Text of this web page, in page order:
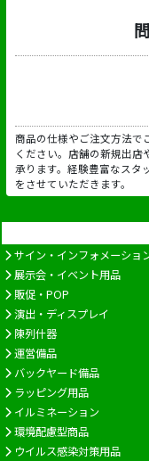
商品の仕様やご注文方法で
ください。店舗の新規出店
承ります。経験豊富なスタ
をさせていただきます。
サイン・インフォメーショ
展示会・イベント用品
販促・POP
演出・ディスプレイ
陳列什器
運営備品
バックヤード備品
ラッピング用品
イルミネーション
環境配慮型商品
ウイルス感染対策用品